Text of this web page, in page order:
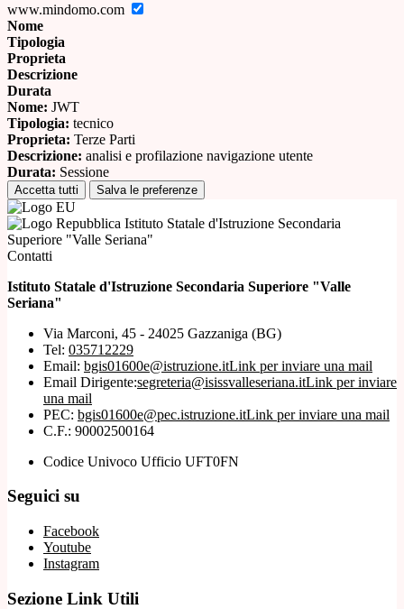
www.mindomo.com
Nome
Tipologia
Proprieta
Descrizione
Durata
Nome: JWT
Tipologia: tecnico
Proprieta: Terze Parti
Descrizione: analisi e profilazione navigazione utente
Durata: Sessione
Accetta tutti Salva le preferenze
Istituto Statale d'Istruzione Secondaria
Superiore "Valle Seriana"
Contatti
Istituto Statale d'Istruzione Secondaria Superiore "Valle
Seriana"
Via Marconi, 45 - 24025 Gazzaniga (BG)
Tel: 035712229
Email: bgis01600e@istruzione.itLink per inviare una mail
Email Dirigente:segreteria@isissvalleseriana.itLink per inviare
una mail
PEC: bgis01600e@pec.istruzione.itLink per inviare una mail
C.F.: 90002500164
Codice Univoco Ufficio UFT0FN
Seguici su
Facebook
Youtube
Instagram
Sezione Link Utili